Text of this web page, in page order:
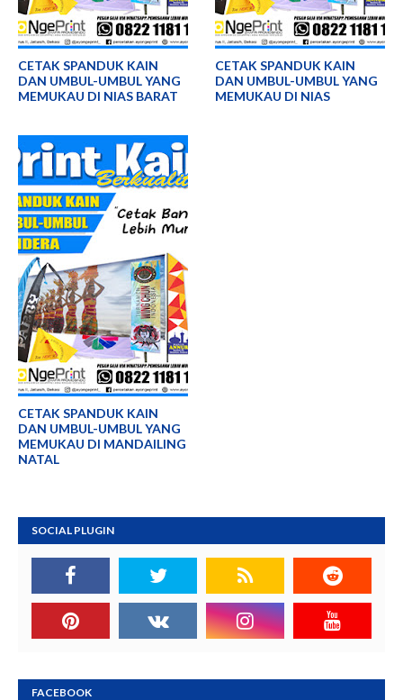
CETAK SPANDUK KAIN
DAN UMBUL-UMBUL YANG
MEMUKAU DI NIAS BARAT
CETAK SPANDUK KAIN
DAN UMBUL-UMBUL YANG
MEMUKAU DI NIAS
CETAK SPANDUK KAIN
DAN UMBUL-UMBUL YANG
MEMUKAU DI MANDAILING
NATAL
SOCIAL PLUGIN
FACEBOOK